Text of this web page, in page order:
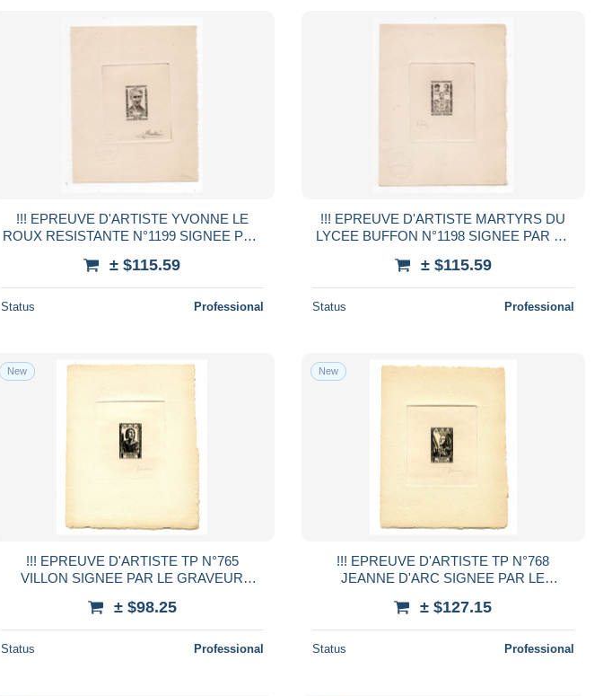
!!! EPREUVE D'ARTISTE YVONNE LE
ROUX RESISTANTE N°1199 SIGNEE PAR
± $115.59
Status Professional
!!! EPREUVE D'ARTISTE MARTYRS DU
LYCEE BUFFON N°1198 SIGNEE PAR LE
± $115.59
Status Professional
New
!!! EPREUVE D'ARTISTE TP N°765
VILLON SIGNEE PAR LE GRAVEUR
± $98.25
Status Professional
New
!!! EPREUVE D'ARTISTE TP N°768
JEANNE D'ARC SIGNEE PAR LE
± $127.15
Status Professional